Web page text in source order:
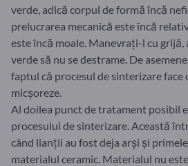
verde, adică corpul de formă încă
prelucrarea mecanică este încă
este încă moale. Manevrați-l cu
verde să nu se destrame. De
faptul că procesul de sinterizare face
micșoreze.
Al doilea punct de tratament posibil
procesului de sinterizare. Această
când lianții au fost deja arși și
materialul ceramic. Materialul nu